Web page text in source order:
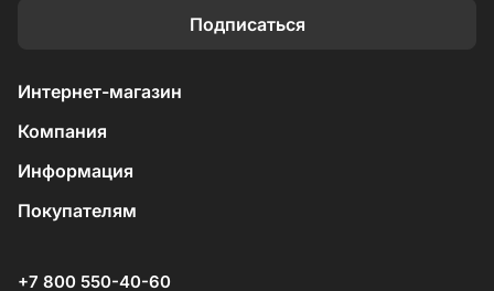
Подписаться
Интернет-магазин
Компания
Информация
Покупателям
+7 800 550-40-60